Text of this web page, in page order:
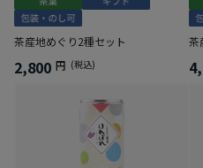
茶産地めぐり2種セット
2,800 円 (税込)
茶